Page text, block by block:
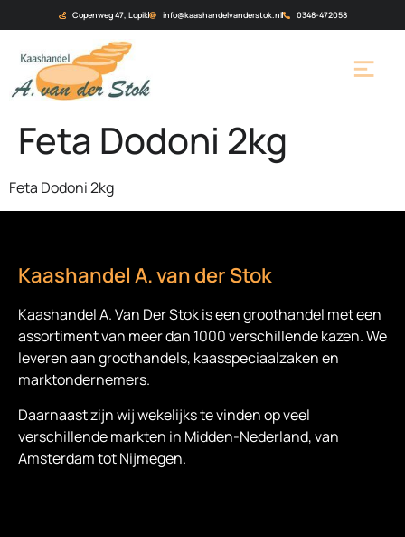
Copenweg 47, Lopik info@kaashandelvanderstok.nl 0348-472058
Feta Dodoni 2kg
Feta Dodoni 2kg
Kaashandel A. van der Stok
Kaashandel A. Van Der Stok is eengroothandel met een
assortiment van meer dan 1000 verschillende kazen. We
leveren aan groothandels, kaasspeciaalzaken en
marktondernemers.
Daarnaast zijn wij wekelijks te vinden op veel
verschillende markten in Midden-Nederland, van
Amsterdam tot Nijmegen.